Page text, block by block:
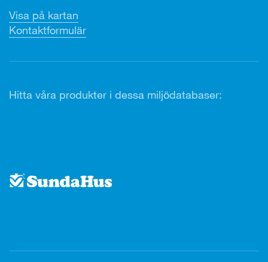
Visa på kartan
Kontaktformulär
Hitta våra produkter i dessa miljödatabaser: